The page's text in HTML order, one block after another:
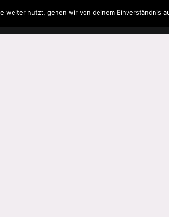
& Serien Musik Spielzeug Literatur
weiter nutzt, gehen wir von deinem Einverständnis